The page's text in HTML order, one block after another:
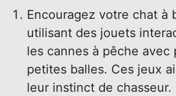
Encouragez votre chat à
utilisant des jouets
les cannes à pêche avec
petites balles. Ces jeux
leur instinct de chasseur.